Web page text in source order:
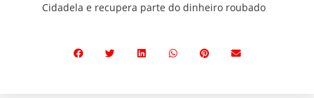
Cidadela e recupera parte do dinheiro roubado